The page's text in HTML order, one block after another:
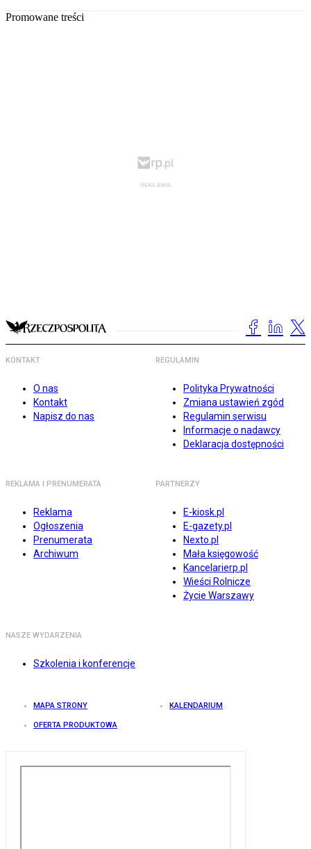
Promowane treści
KONTAKT
O nas
Kontakt
Napisz do nas
REGULAMIN
Polityka Prywatności
Zmiana ustawień zgód
Regulamin serwisu
Informacje o nadawcy
Deklaracja dostępności
REKLAMA I PRENUMERATA
Reklama
Ogłoszenia
Prenumerata
Archiwum
PARTNERZY
E-kiosk.pl
E-gazety.pl
Nexto.pl
Mała księgowość
Kancelarierp.pl
Wieści Rolnicze
Życie Warszawy
NASZE WYDARZENIA
Szkolenia i konferencje
MAPA STRONY KALENDARIUM
OFERTA PRODUKTOWA